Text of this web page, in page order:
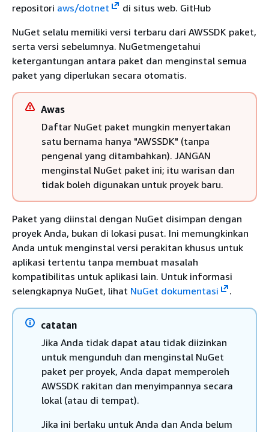
repositori aws/dotnet
di situs web. GitHub
NuGet selalu memiliki versi terbaru dari AWSSDK paket,
serta versi sebelumnya. NuGetmengetahui
ketergantungan antara paket dan menginstal semua
paket yang diperlukan secara otomatis.
Awas
Daftar NuGet paket mungkin menyertakan
satu bernama hanya "AWSSDK" (tanpa
pengenal yang ditambahkan). JANGAN
menginstal NuGet paket ini; itu warisan dan
tidak boleh digunakan untuk proyek baru.
Paket yang diinstal dengan NuGet disimpan dengan
proyek Anda, bukan di lokasi pusat. Ini memungkinkan
Anda untuk menginstal versi perakitan khusus untuk
aplikasi tertentu tanpa membuat masalah
kompatibilitas untuk aplikasi lain. Untuk informasi
selengkapnya NuGet, lihat NuGet dokumentasi .
catatan
Jika Anda tidak dapat atau tidak diizinkan
untuk mengunduh dan menginstal NuGet
paket per proyek, Anda dapat memperoleh
AWSSDK rakitan dan menyimpannya secara
lokal (atau di tempat).
Jika ini berlaku untuk Anda dan Anda belum